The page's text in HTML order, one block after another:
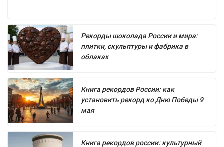
Рекорды шоколада России и мира:
плитки, скульптуры и фабрика в
облаках
Книга рекордов России: как
установить рекорд ко Дню Победы 9
мая
Книга рекордов россии: культурный